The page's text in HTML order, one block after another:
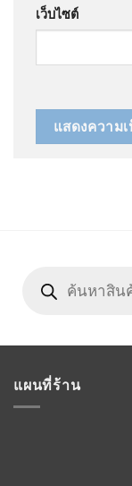
เว็บไซต์
search
แผนที่ร้าน